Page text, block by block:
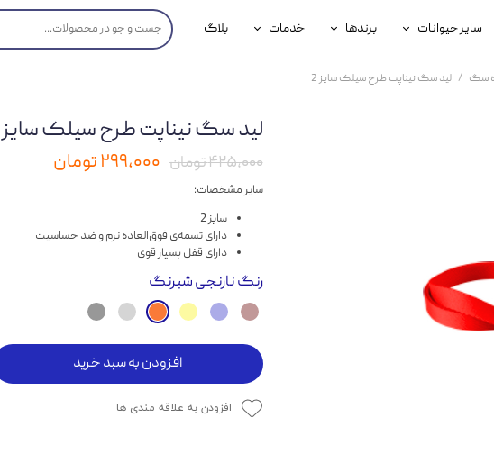
سایر حیوانات
محصولات پرندگان
برندها
جوسرا
خدمات بلاگ
سگ لید سگ نیناپت طرح سیلک سایز 2
لید سگ نیناپت طرح سیلک سایز 2
۴۲۵,۰۰۰ تومان ۲۹۹,۰۰۰ تومان
سایر مشخصات:
سایز 2
دارای تسمه‌ی فوق‌العاده نرم و ضد حساسیت
دارای قفل بسیار قوی
رنگنارنجی شبرنگ
افزودن به سبد خرید
افزودن به علاقه مندی ها